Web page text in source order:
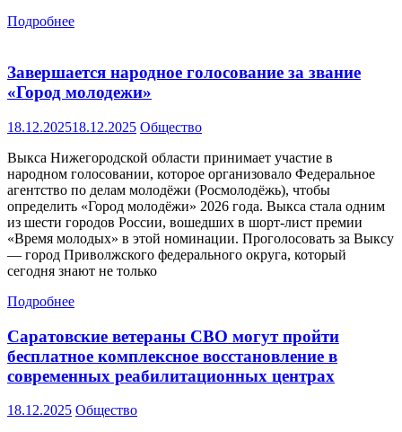
Подробнее
Завершается народное голосование за звание
«Город молодежи»
18.12.202518.12.2025 Общество
Выкса Нижегородской области принимает участие в
народном голосовании, которое организовало Федеральное
агентство по делам молодёжи (Росмолодёжь), чтобы
определить «Город молодёжи» 2026 года. Выкса стала одним
из шести городов России, вошедших в шорт-лист премии
«Время молодых» в этой номинации. Проголосовать за Выксу
— город Приволжского федерального округа, который
сегодня знают не только
Подробнее
Саратовские ветераны СВО могут пройти
бесплатное комплексное восстановление в
современных реабилитационных центрах
18.12.2025 Общество